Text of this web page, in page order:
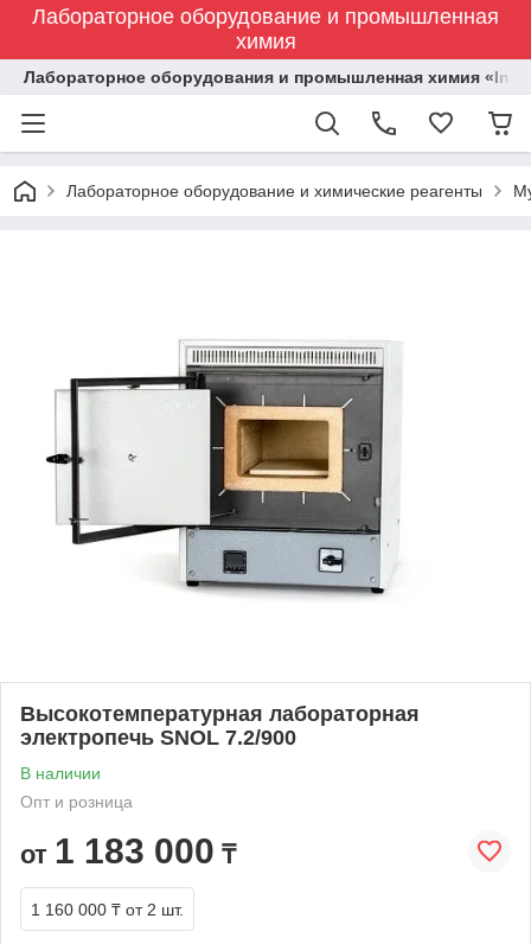
Лабораторное оборудование и промышленная
химия
Лабораторное оборудования и промышленная химия
Лабораторное оборудование и химические реагенты
Высокотемпературная лабораторная
электропечь SNOL 7.2/900
В наличии
Опт и розница
от 1 183 000 ₸
1 160 000 ₸ от 2 шт.